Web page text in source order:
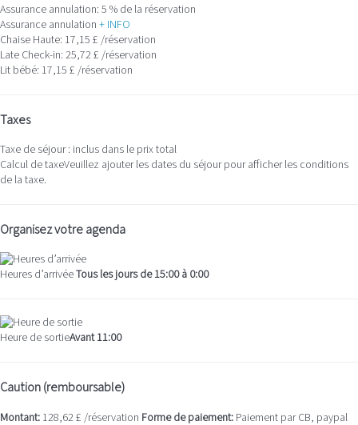
Assurance annulation: 5 % de la réservation
Assurance annulation + INFO
Chaise Haute: 17,15 £ /réservation
Late Check-in: 25,72 £ /réservation
Lit bébé: 17,15 £ /réservation
Taxes
Taxe de séjour : inclus dans le prix total
Calcul de taxeVeuillez ajouter les dates du séjour pour afficher les conditions
de la taxe.
Organisez votre agenda
Heures d’arrivéeTous les jours de 15:00 à 0:00
Heure de sortieAvant 11:00
Caution (remboursable)
Montant: 128,62 £ /réservation Forme de paiement: Paiement par CB, paypal